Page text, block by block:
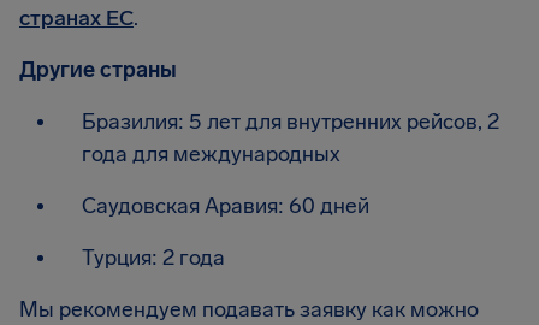
странах ЕС.
Другие страны
Бразилия: 5 лет для внутренних рейсов, 2
года для международных
Саудовская Аравия: 60 дней
Турция: 2 года
Мы рекомендуем подавать заявку как можно